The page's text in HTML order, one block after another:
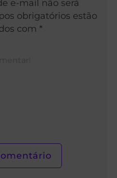
e-mail não será
obrigatórios estão
com *